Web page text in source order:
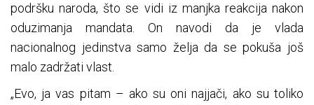
podršku naroda, što se vidi iz manjka reakcija nakon
oduzimanja mandata. On navodi da je vlada
nacionalnog jedinstva samo želja da se pokuša još
malo zadržati vlast.
„Evo, ja vas pitam – ako su oni najjači, ako su toliko